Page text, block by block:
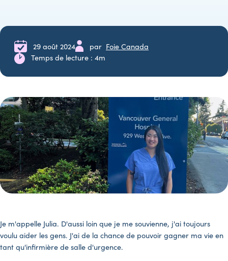
29 août 2024 par Foie Canada
Temps de lecture : 4m
Je m'appelle Julia. D'aussi loin que je me souvienne, j'ai toujours
voulu aider les gens. J'ai de la chance de pouvoir gagner ma vie en
tant qu'infirmière de salle d'urgence.